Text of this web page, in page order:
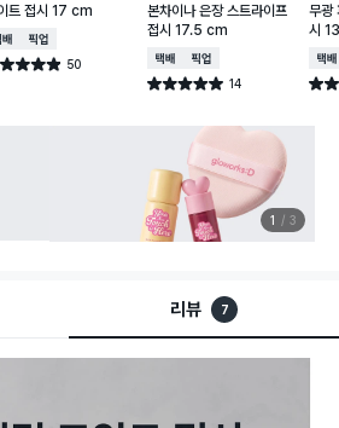
트 접시 17 cm
배배송매장픽업
4.9점 50
건 작성
본차이나 은장 스트라이프
접시 17.5 cm
택배배송매장픽업
별점 5.0점 14
건 작성
무광
시
택배
별점
1 3
리뷰 7